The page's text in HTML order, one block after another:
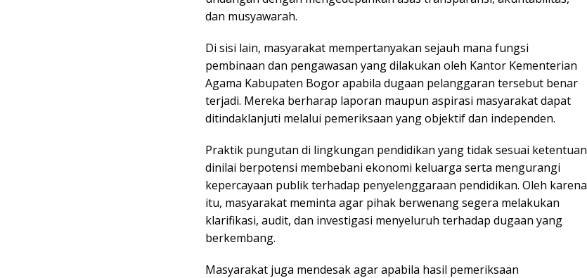
dan musyawarah.
Di sisi lain, masyarakat mempertanyakan sejauh mana fungsi
pembinaan dan pengawasan yang dilakukan oleh Kantor Kementerian
Agama Kabupaten Bogor apabila dugaan pelanggaran tersebut benar
terjadi. Mereka berharap laporan maupun aspirasi masyarakat dapat
ditindaklanjuti melalui pemeriksaan yang objektif dan independen.
Praktik pungutan di lingkungan pendidikan yang tidak sesuai ketentuan
dinilai berpotensi membebani ekonomi keluarga serta mengurangi
kepercayaan publik terhadap penyelenggaraan pendidikan. Oleh karena
itu, masyarakat meminta agar pihak berwenang segera melakukan
klarifikasi, audit, dan investigasi menyeluruh terhadap dugaan yang
berkembang.
Masyarakat juga mendesak agar apabila hasil pemeriksaan